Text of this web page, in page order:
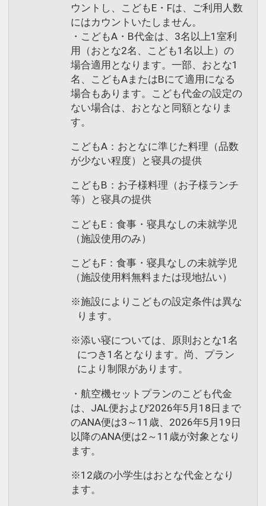
ウントし、こどもE・Fは、ご利用人数
にはカウントいたしません。
・こどもA・B代金は、3名以上1室利
用（おとな2名、こども1名以上）の
場合適用となります。一部、おとな1
名、こどもAまたはBにて適用になる
場合もあります。こども代金の設定の
ない場合は、おとなと同額となりま
す。
こどもA：おとなに準じた料理（品数
が少ない程度）と寝具の提供
こどもB：お子様料理（お子様ランチ
等）と寝具の提供
こどもE：食事・寝具なしの未就学児
（施設使用のみ）
こどもF：食事・寝具なしの未就学児
（施設使用料無料または現地払い）
※施設によりこどもの設定条件は異な
ります。
※添い寝については、原則おとな1名
につき1名となります。尚、プラン
により制限があります。
・航空機セットプランのこども代金
は、JAL便および2026年5月18日まで
のANA便は3～11歳、2026年5月19日
以降のANA便は2～11歳が対象となり
ます。
※12歳の小学生はおとな代金となり
ます。